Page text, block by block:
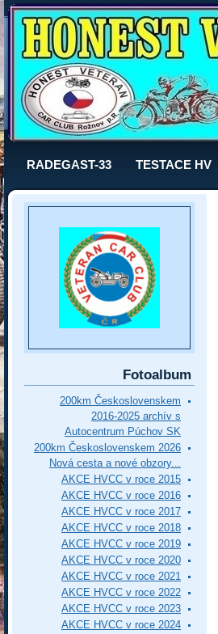
RADEGAST-33 TESTACE HV
Fotoalbum
200km Československem
2016-2025 archív s
Autocentrum Púchov SK
200km Československem 2026
Nová cesta a nové obzory...
AKCE HVCC v roce 2015
AKCE HVCC v roce 2016
AKCE HVCC v roce 2017
AKCE HVCC v roce 2018
AKCE HVCC v roce 2019
AKCE HVCC v roce 2020
AKCE HVCC v roce 2021
AKCE HVCC v roce 2022
AKCE HVCC v roce 2023
AKCE HVCC v roce 2024